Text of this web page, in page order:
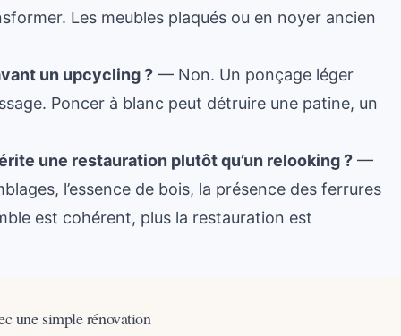
Les meubles plaqués ou en noyer ancien
un upcycling ? — Non. Un ponçage léger
Poncer à blanc peut détruire une patine, un
une restauration plutôt qu’un relooking ? —
l’essence de bois, la présence des ferrures
est cohérent, plus la restauration est
une simple rénovation